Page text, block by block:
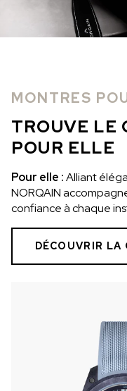
MONTRES
TROUVE LE
POUR ELLE
Pour elle :Alliant
NORQAIN
confiance à chaque
DÉCOUVRIR LA